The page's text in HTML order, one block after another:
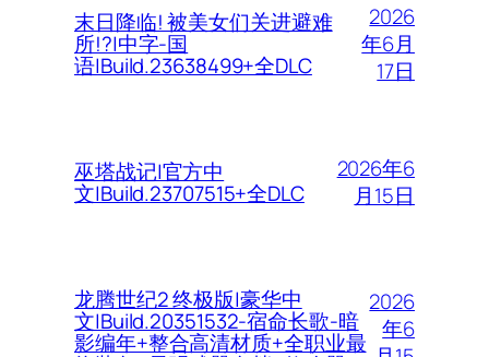
末日降临! 被美女们关进避难
所!?|中字-国
语|Build.23638499+全DLC
2026
年6月
17日
巫塔战记|官方中
文|Build.23707515+全DLC
2026年6
月15日
龙腾世纪2 终极版|豪华中
文|Build.20351532-宿命长歌-暗
影编年+整合高清材质+全职业最
2026
年6